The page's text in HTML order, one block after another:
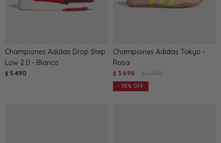
Championes Adidas Drop Step
Low 2.0 - Blanco
$ 5.490
Championes Adidas Tokyo -
Rosa
$ 3.698 $ 5.690
35